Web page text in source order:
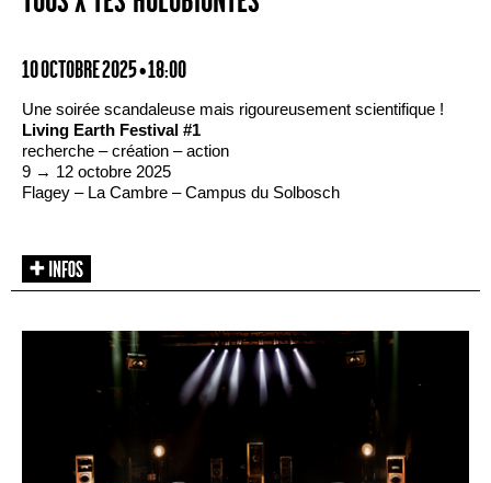
10 OCTOBRE 2025 • 18:00
Une soirée scandaleuse mais rigoureusement scientifique !
Living Earth Festival #1
recherche – création – action
9 → 12 octobre 2025
Flagey – La Cambre – Campus du Solbosch